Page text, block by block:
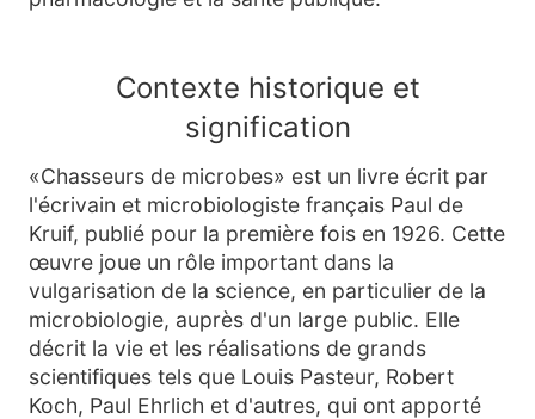
Contexte historique et
signification
«Chasseurs de microbes» est un livre écrit par
l'écrivain et microbiologiste français Paul de
Kruif, publié pour la première fois en 1926. Cette
œuvre joue un rôle important dans la
vulgarisation de la science, en particulier de la
microbiologie, auprès d'un large public. Elle
décrit la vie et les réalisations de grands
scientifiques tels que Louis Pasteur, Robert
Koch, Paul Ehrlich et d'autres, qui ont apporté